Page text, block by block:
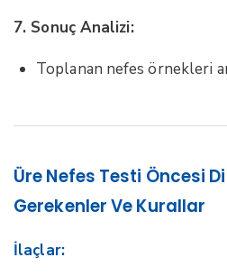
7. Sonuç Analizi:
Toplanan nefes örnekleri
Üre Nefes Testi Öncesi
Gerekenler Ve Kurallar
İlaçlar: